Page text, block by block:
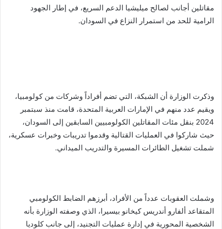
مقاتلين أجانب لصالح ميليشيا الدعم السريع، في إطار الجهود
الرامية للحد من استمرار النزاع في السودان.
وذكرت الوزارة أن الشبكة، التي تضم أفراداً وشركات من كولومبيا،
ويقيم عدد منهم في الإمارات العربية المتحدة، قامت منذ سبتمبر
2024 بنقل مئات المقاتلين الكولومبيين السابقين إلى السودان،
حيث شاركوا في العمليات القتالية وقدموا تدريبات وخبرات عسكرية،
شملت تشغيل الطائرات المسيرة والتدريب الميداني.
وشملت العقوبات عدداً من الأفراد، أبرزهم الضابط الكولومبي
المتقاعد ألفارو أندريس كيخانو بيسيرا، الذي وصفته الوزارة بأنه
الشخصية المحورية في إدارة عمليات التجنيد، إلى جانب كلوديا